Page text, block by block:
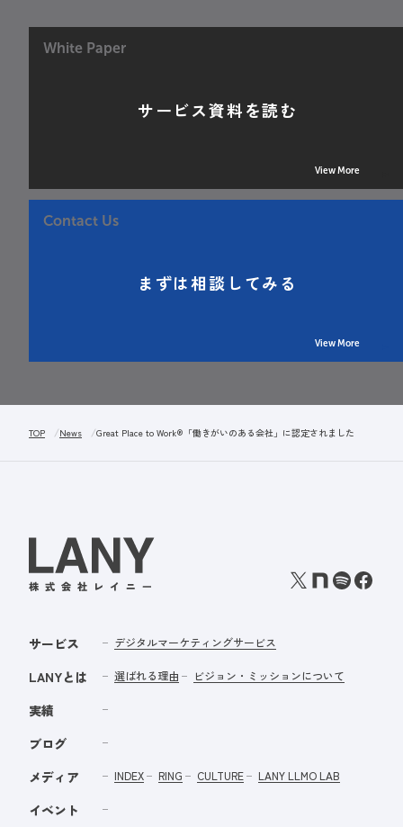
White Paper
サービス資料を読む
View More
Contact Us
まずは相談してみる
View More
TOP News Great Place to Work®「働きがいのある会社」に認定されました
サービス デジタルマーケティングサービス
LANYとは 選ばれる理由 ビジョン・ミッションについて
実績
ブログ
メディア
INDEX RING CULTURE LANY LLMO LAB
イベント